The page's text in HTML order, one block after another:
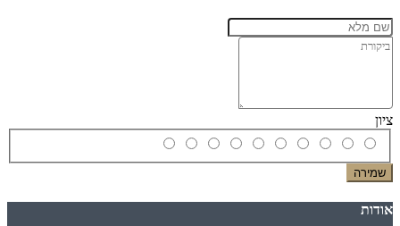
ציון
שמירה
אודות